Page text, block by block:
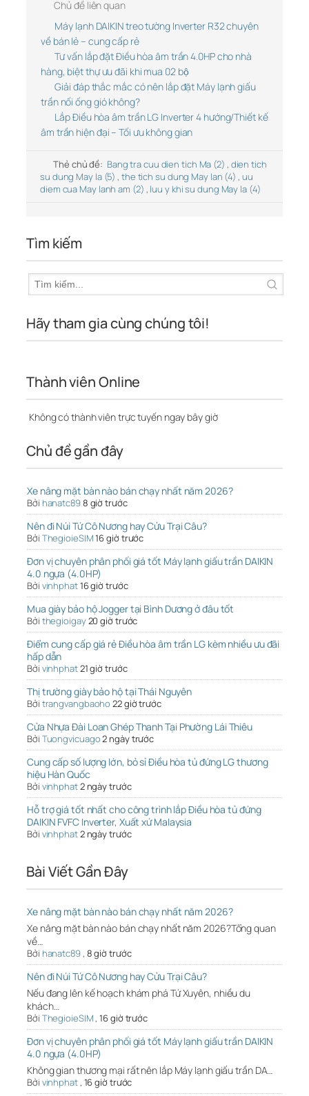
Chủ đề liên quan
Máy lạnh DAIKIN treo tường Inverter R32 chuyên
về bán lẻ – cung cấp rẻ
Tư vấn lắp đặt Điều hòa âm trần 4.0HP cho nhà
hàng, biệt thự ưu đãi khi mua 02 bộ
Giải đáp thắc mắc có nên lắp đặt Máy lạnh giấu
trần nối ống gió không?
Lắp Điều hòa âm trần LG Inverter 4 hướng/Thiết kế
âm trần hiện đại – Tối ưu không gian
Thẻ chủ đề: Bang tra cuu dien tich Ma (2) , dien tich
su dung May la (5), the tich su dung May lan (4), uu
diem cua May lanh am (2) , luu y khi su dung May la (4)
Tìm kiếm
Hãy tham gia cùng chúng tôi!
Thành viên Online
Không có thành viên trực tuyến ngay bây giờ
Chủ đề gần đây
Xe nâng mặt bàn nào bán chạy nhất năm 2026?
Bởi hanatc898 giờ trước
Nên đi Núi Tứ Cô Nương hay Cửu Trại Câu?
Bởi ThegioieSIM16 giờ trước
Đơn vị chuyên phân phối giá tốt Máy lạnh giấu trần DAIKIN
4.0 ngựa (4.0HP)
Bởi vinhphat16 giờ trước
Mua giày bảo hộ Jogger tại Bình Dương ở đâu tốt
Bởi thegioigay20 giờ trước
Điểm cung cấp giá rẻ Điều hòa âm trần LG kèm nhiều ưu đãi
hấp dẫn
Bởi vinhphat21 giờ trước
Thị trường giày bảo hộ tại Thái Nguyên
Bởi trangvangbaoho 22 giờ trước
Cửa Nhựa Đài Loan Ghép Thanh Tại Phường Lái Thiêu
Bởi Tuongvicuago2 ngày trước
Cung cấp số lượng lớn, bỏ sỉ Điều hòa tủ đứng LG thương
hiệu Hàn Quốc
Bởi vinhphat2 ngày trước
Hỗ trợ giá tốt nhất cho công trình lắp Điều hòa tủ đứng
DAIKIN FVFC Inverter, Xuất xứ Malaysia
Bởi vinhphat2 ngày trước
Bài Viết Gần Đây
Xe nâng mặt bàn nào bán chạy nhất năm 2026?
Xe nâng mặt bàn nào bán chạy nhất năm 2026?Tổng quan
về…
Bởi hanatc89, 8 giờ trước
Nên đi Núi Tứ Cô Nương hay Cửu Trại Câu?
Nếu đang lên kế hoạch khám phá Tứ Xuyên, nhiều du
khách…
Bởi ThegioieSIM,16 giờ trước
Đơn vị chuyên phân phối giá tốt Máy lạnh giấu trần DAIKIN
4.0 ngựa (4.0HP)
Không gian thương mại rất nên lắp Máy lạnh giấu trần DA…
Bởi vinhphat, 16 giờ trước